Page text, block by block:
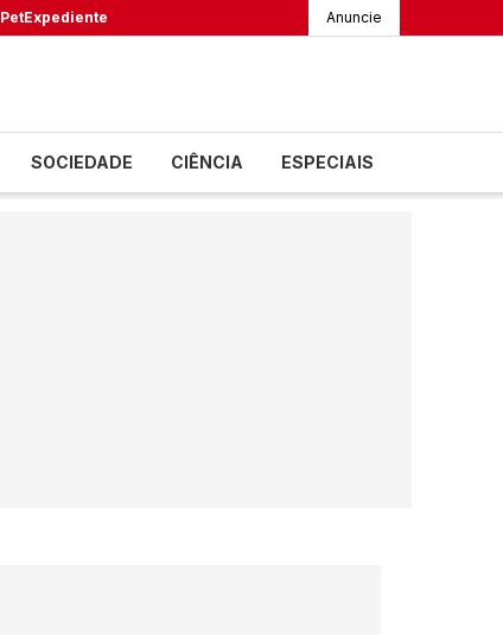
PetExpediente Anuncie
SOCIEDADE CIÊNCIA ESPECIAIS